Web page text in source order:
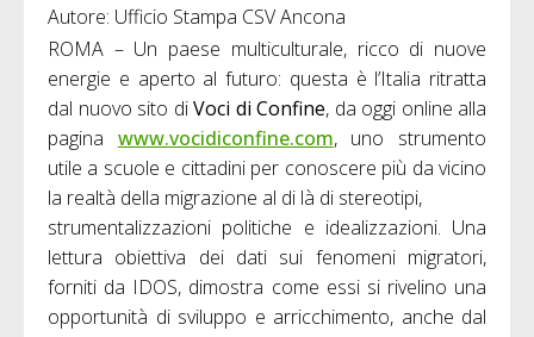
Autore: Ufficio Stampa CSV Ancona
ROMA – Un paese multiculturale, ricco di nuove
energie e aperto al futuro: questa è l’Italia ritratta
dal nuovo sito diVoci di Confine, da oggi online alla
pagina www.vocidiconfine.com, uno strumento
utile a scuole e cittadini per conoscere più da vicino
la realtà della migrazione al di là di stereotipi,
strumentalizzazioni politiche e idealizzazioni. Una
lettura obiettiva dei dati sui fenomeni migratori,
forniti da IDOS, dimostra come essi si rivelino una
opportunità di sviluppo e arricchimento, anche dal